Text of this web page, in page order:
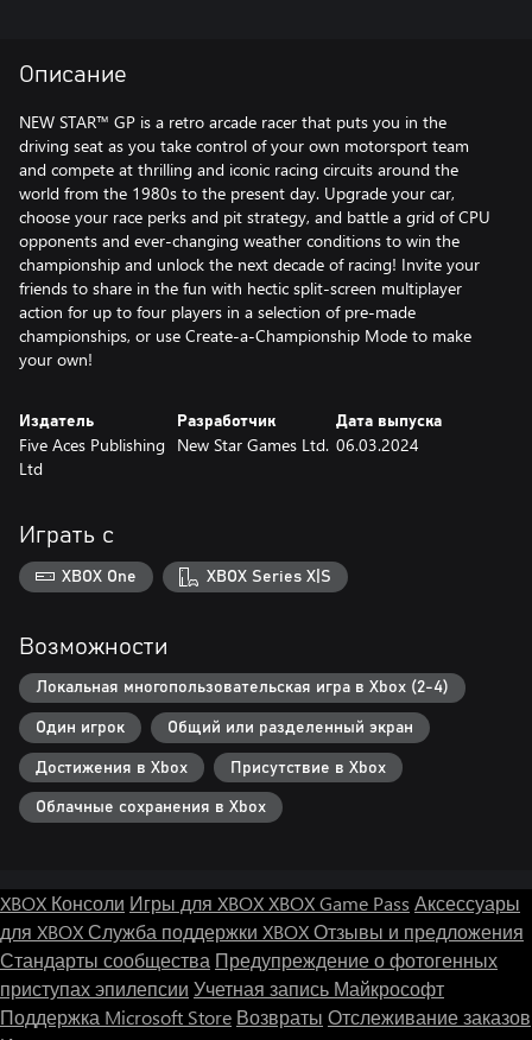
Описание
NEW STAR™ GP is a retro arcade racer that puts you in the
driving seat as you take control of your own motorsport team
and compete at thrilling and iconic racing circuits around the
world from the 1980s to the present day. Upgrade your car,
choose your race perks and pit strategy, and battle a grid of CPU
opponents and ever-changing weather conditions to win the
championship and unlock the next decade of racing! Invite your
friends to share in the fun with hectic split-screen multiplayer
action for up to four players in a selection of pre-made
championships, or use Create-a-Championship Mode to make
your own!
Издатель
Five Aces Publishing
Ltd
Разработчик
New Star Games Ltd.
Дата выпуска
06.03.2024
Играть с
XBOX One XBOX Series X|S
Возможности
Локальная многопользовательская игра в Xbox (2-4)
Один игрок Общий или разделенный экран
Достижения в Xbox Присутствие в Xbox
Облачные сохранения в Xbox
XBOX Консоли Игры для XBOXXBOX Game Pass Аксессуары
для XBOXСлужба поддержки XBOXОтзывы и предложения
Стандарты сообщества Предупреждение о фотогенных
приступах эпилепсии Учетная запись Майкрософт
Поддержка Microsoft Store Возвраты Отслеживание заказов